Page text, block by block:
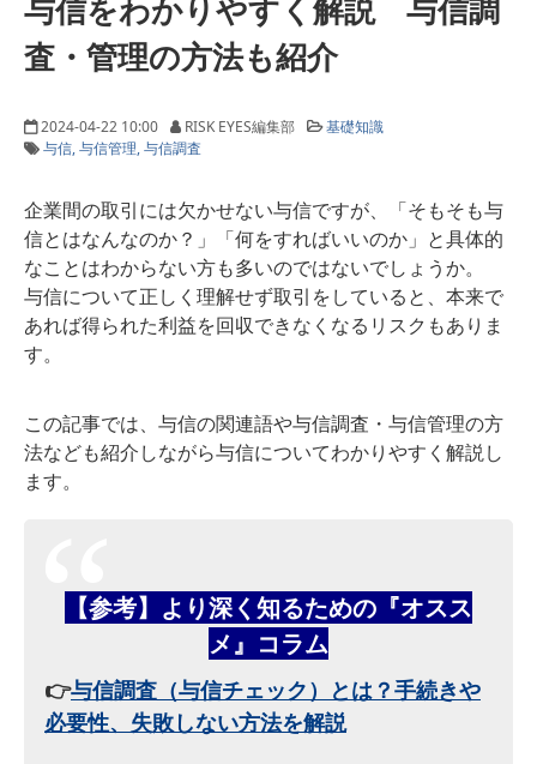
与信をわかりやすく解説 与信調
査・管理の方法も紹介
2024-04-22 10:00 RISK EYES編集部
基礎知識
与信 与信管理 与信調査
企業間の取引には欠かせない与信ですが、「そもそも与
信とはなんなのか？」「何をすればいいのか」と具体的
なことはわからない方も多いのではないでしょうか。
与信について正しく理解せず取引をしていると、本来で
あれば得られた利益を回収できなくなるリスクもありま
す。
この記事では、与信の関連語や与信調査・与信管理の方
法なども紹介しながら与信についてわかりやすく解説し
ます。
【参考】より深く知るための『オスス
メ』コラム
👉与信調査（与信チェック）とは？手続きや
必要性、失敗しない方法を解説